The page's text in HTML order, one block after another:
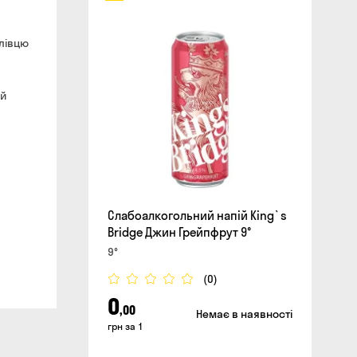
Слабоалкогольний напій King`s
Bridge Джин Грейпфрут 9°
9°
(0)
0,00
грн за 1
Немає в наявності